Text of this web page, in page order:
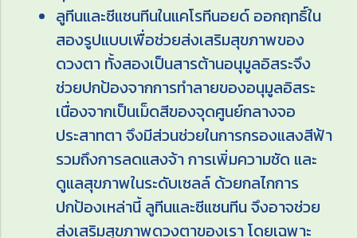
ลูทีนและซีแซนทีนในแคโรทีนอยด์ ออกฤทธิ์ใน
สองรูปแบบเพื่อช่วยส่งเสริมสุขภาพของ
ดวงตา ทั้งสองเป็นสารต้านอนุมูลอิสระจึง
ช่วยปกป้องจากการทำลายของอนุมูลอิสระ
เนื่องจากเป็นเม็ดสีของจุดศูนย์กลางจอ
ประสาทตา จึงมีส่วนช่วยในการกรองแสงสีฟ้า
รวมถึงการลดแสงจ้า การเพิ่มความชัด และ
ดูแลสุขภาพในระดับเซลล์ ด้วยกลไกการ
ปกป้องเหล่านี้ ลูทีนและซีแซนทีน จึงอาจช่วย
ส่งเสริมสุขภาพดวงตาของเรา โดยเฉพาะ